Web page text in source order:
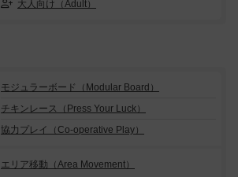
大人向け（Adult）
モジュラーボード（Modular Board）
チキンレース（Press Your Luck）
協力プレイ（Co-operative Play）
エリア移動（Area Movement）